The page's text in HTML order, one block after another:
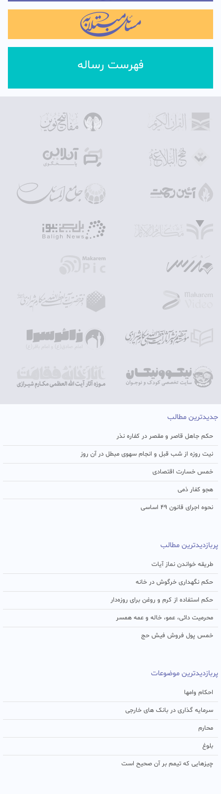
فهرست رساله
جدیدترین مطالب
حکم جاهل قاصر و مقصر در کفاره نذر
نیت روزه از شب قبل و انجام سهوی مبطل در آن روز
خمس خسارت اقتصادی
هجو کفار ذمی
نحوه اجرای قانون ۴۹ اساسی
پربازدیدترین مطالب
طریقه خواندن نماز آیات
حکم نگهداری خرگوش در خانه
حکم استفاده از کرم و روغن برای روزه‌دار
محرمیت دائی، عمو، خاله و عمه همسر
خمس پول فروش فیش حج
پربازدیدترین موضوعات
احکام وامها
سرمایه گذاری در بانک های خارجی
محارم
بلوغ
چیزهایی که تیمم بر آن صحیح است